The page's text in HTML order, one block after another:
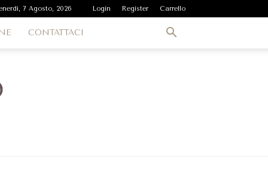
7 Agosto, 2026 Login Register Carrello
CONTATTACI